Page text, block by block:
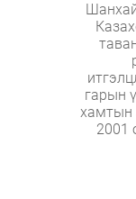
гарын
хамтын
2001